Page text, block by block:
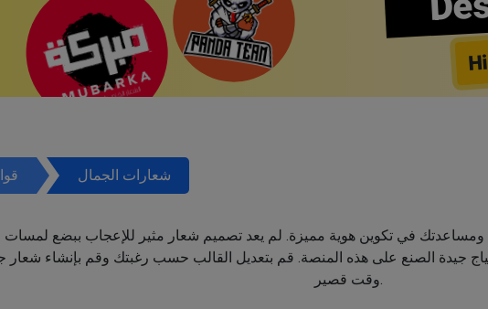
شعارات الجمال
ومساعدتك في تكوين هوية مميزة. لم يعد تصميم شعار مثير للإعجاب ببضع لمسات
جيدة الصنع على هذه المنصة. قم بتعديل القالب حسب رغبتك وقم بإنشاء شعار
وقت قصير.